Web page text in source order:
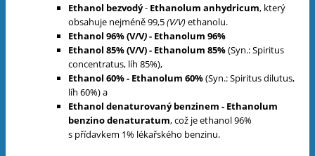
Ethanol bezvodý- Ethanolum anhydricum, který
obsahuje nejméně 99,5(V/V)ethanolu.
Ethanol 96% (V/V)- Ethanolum 96%
Ethanol 85%(V/V)- Ethanolum 85%(Syn.: Spiritus
concentratus, líh 85%),
Ethanol 60% - Ethanolum 60%(Syn.: Spiritus dilutus,
líh 60%) a
Ethanol denaturovaný benzinem - Ethanolum
benzino denaturatum, což je ethanol 96%
s přídavkem 1% lékařského benzinu.